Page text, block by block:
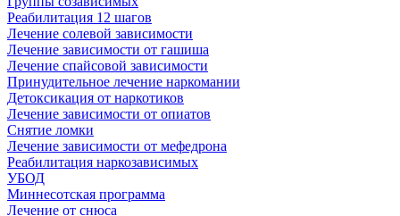
Реабилитация 12 шагов
Лечение солевой зависимости
Лечение зависимости от гашиша
Лечение спайсовой зависимости
Принудительное лечение наркомании
Детоксикация от наркотиков
Лечение зависимости от опиатов
Снятие ломки
Лечение зависимости от мефедрона
Реабилитация наркозависимых
УБОД
Миннесотская программа
Лечение от снюса